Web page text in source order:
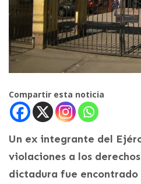
Compartir esta noticia
Un ex integrante del
violaciones a los
dictadura fue